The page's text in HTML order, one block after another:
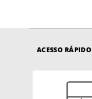
ACESSO RÁPIDO